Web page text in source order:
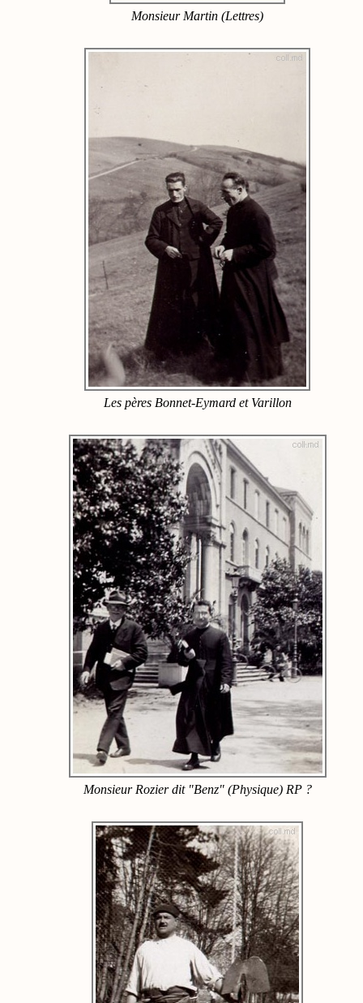
Monsieur Martin (Lettres)
Les pères Bonnet-Eymard et Varillon
Monsieur Rozier dit "Benz" (Physique) RP ?